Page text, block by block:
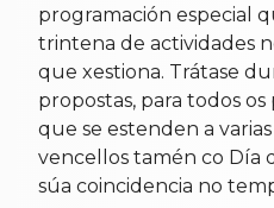
programación especial
trintena de actividades
que xestiona. Trátase
propostas, para todos
que se estenden a
vencellos tamén co Día
súa coincidencia no